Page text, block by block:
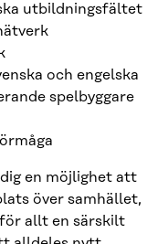
utbildningsfältet
och engelska
spelbyggare
en möjlighet att
över samhället,
allt en särskilt